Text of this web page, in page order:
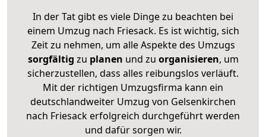
In der Tat gibt es viele Dinge zu beachten bei
einem Umzug nach Friesack. Es ist wichtig, sich
Zeit zu nehmen, um alle Aspekte des Umzugs
sorgfältig zu planen und zu organisieren, um
sicherzustellen, dass alles reibungslos verläuft.
Mit der richtigen Umzugsfirma kann ein
deutschlandweiter Umzug von Gelsenkirchen
nach Friesack erfolgreich durchgeführt werden
und dafür sorgen wir.